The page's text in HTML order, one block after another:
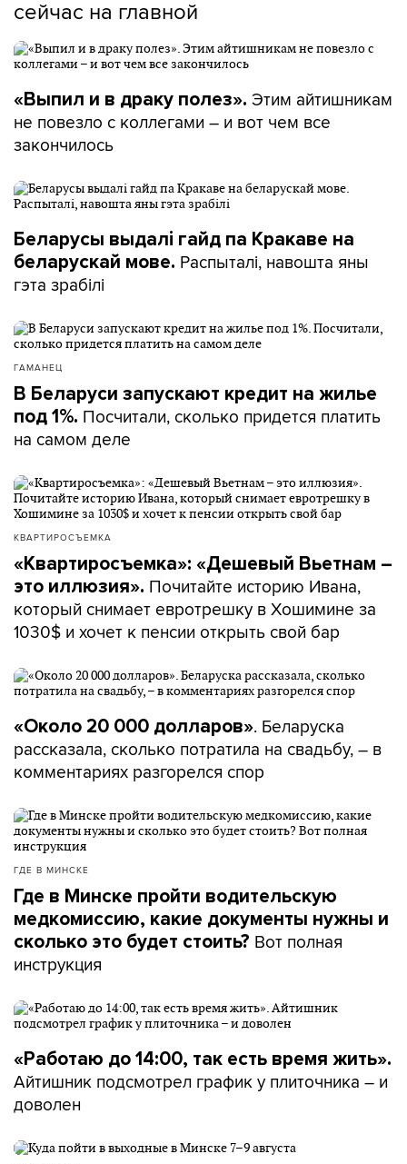
сейчас на главной
«Выпил и в драку полез». Этим айтишникам
не повезло с коллегами – и вот чем все
закончилось
Беларусы выдалі гайд па Кракаве на
беларускай мове. Распыталі, навошта яны
гэта зрабілі
ГАМАНЕЦ
В Беларуси запускают кредит на жилье
под 1%. Посчитали, сколько придется платить
на самом деле
КВАРТИРОСЪЕМКА
«Квартиросъемка»: «Дешевый Вьетнам –
это иллюзия». Почитайте историю Ивана,
который снимает евротрешку в Хошимине за
1030$ и хочет к пенсии открыть свой бар
«Около 20 000 долларов». Беларуска
рассказала, сколько потратила на свадьбу, – в
комментариях разгорелся спор
ГДЕ В МИНСКЕ
Где в Минске пройти водительскую
медкомиссию, какие документы нужны и
сколько это будет стоить? Вот полная
инструкция
«Работаю до 14:00, так есть время жить».
Айтишник подсмотрел график у плиточника – и
доволен